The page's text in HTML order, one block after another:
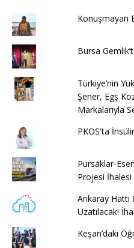
Konuşmayan
Bursa
Türkiye’nin
Şener, Egş
Markalarıyla
PKOS'ta
Pursaklar-
Projesi İhalesi
Ankaray
Uzatılacak!
Keşan’daki